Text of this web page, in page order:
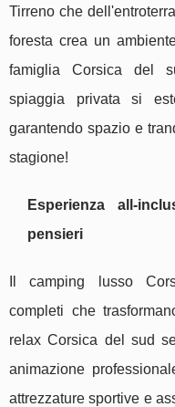
Tirreno che
foresta crea un
famiglia Corsica del
spiaggia privata si
garantendo spazio e
stagione!
Esperienza all-
pensieri
Il camping lusso
completi che
relax Corsica del sud
animazione
attrezzature sportive e